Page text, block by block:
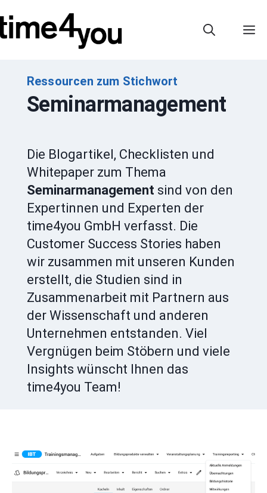
Inhalt
springen
Ressourcen zum Stichwort
Seminarmanagement
Die Blogartikel, Checklisten und
Whitepaper zum Thema
Seminarmanagement sind von den
Expertinnen und Experten der
time4you GmbH verfasst. Die
Customer Success Stories haben
wir zusammen mit unseren Kunden
erstellt, die Studien sind in
Zusammenarbeit mit Partnern aus
der Wissenschaft und anderen
Unternehmen entstanden. Viel
Vergnügen beim Stöbern und viele
Insights wünscht Ihnen das
time4you Team!